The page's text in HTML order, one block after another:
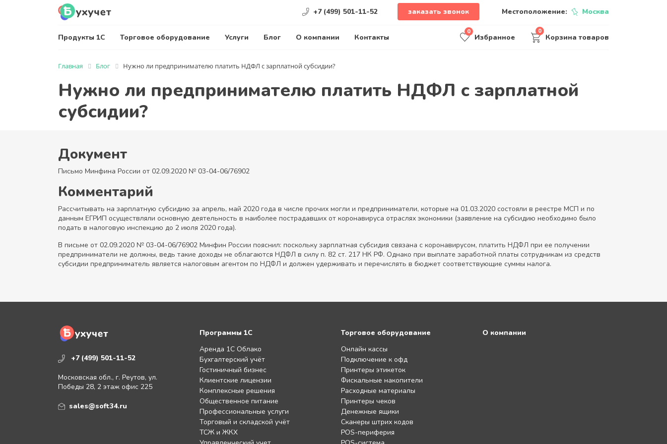
+7 (499) 501-11-52 заказать звонок Местоположение: Москва
Продукты 1С Торговое оборудование Услуги Блог О компании Контакты Избранное
0
Корзина товаров
0
Главная Блог Нужно ли предпринимателю платить НДФЛ с зарплатной субсидии?
Нужно ли предпринимателю платить НДФЛ с зарплатной
субсидии?
Документ
Письмо Минфина России от 02.09.2020 № 03-04-06/76902
Комментарий
Рассчитывать на зарплатную субсидию за апрель, май 2020 года в числе прочих могли и предприниматели, которые на 01.03.2020 состояли в реестре МСП и по
данным ЕГРИП осуществляли основную деятельность в наиболее пострадавших от коронавируса отраслях экономики (заявление на субсидию необходимо было
подать в налоговую инспекцию до 2 июля 2020 года).
В письме от 02.09.2020 № 03-04-06/76902 Минфин России пояснил: поскольку зарплатная субсидия связана с коронавирусом, платить НДФЛ при ее получении
предприниматели не должны, ведь такие доходы не облагаются НДФЛ в силу п. 82 ст. 217 НК РФ. Однако при выплате заработной платы сотрудникам из средств
субсидии предприниматель является налоговым агентом по НДФЛ и должен удерживать и перечислять в бюджет соответствующие суммы налога.
+7 (499) 501-11-52
Московская обл., г. Реутов, ул.
Победы 28, 2 этаж офис 225
sales@soft34.ru
Программы 1С
Аренда 1С Облако
Бухгалтерский учёт
Гостиничный бизнес
Клиентские лицензии
Комплексные решения
Общественное питание
Профессиональные услуги
Торговый и складской учёт
ТСЖ и ЖКХ
Торговое оборудование
Онлайн кассы
Подключение к офд
Принтеры этикеток
Фискальные накопители
Расходные материалы
Принтеры чеков
Денежные ящики
Сканеры штрих кодов
POS-периферия
О компании